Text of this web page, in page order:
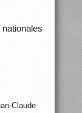
Claude